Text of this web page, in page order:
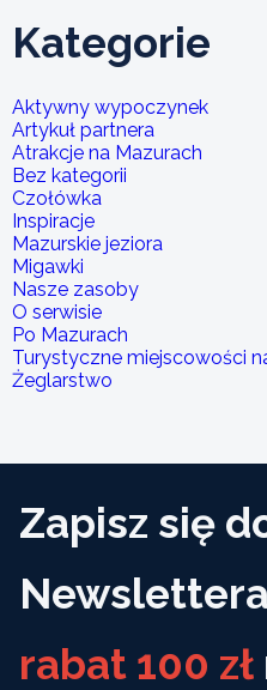
Kategorie
Aktywny wypoczynek
Artykuł partnera
Atrakcje na Mazurach
Bez kategorii
Czołówka
Inspiracje
Mazurskie jeziora
Migawki
Nasze zasoby
O serwisie
Po Mazurach
Turystyczne miejscowości
Żeglarstwo
Zapisz się
rabat 100 zł